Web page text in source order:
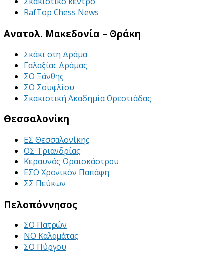
RafTop Chess News
Ανατολ. Μακεδονία – Θράκη
Σκάκι στη Δράμα
Γαλαξίας Δράμας
ΣΟ Ξάνθης
ΣΟ Σουφλίου
Σκακιστική Ακαδημία Ορεστιάδας
Θεσσαλονίκη
ΕΣ Θεσσαλονίκης
ΟΣ Τριανδρίας
Κεραυνός Ωραιοκάστρου
ΕΣΟ Χρονικόν Παπάφη
ΣΣ Πεύκων
Πελοπόννησος
ΣΟ Πατρών
ΝΟ Καλαμάτας
ΣΟ Πύργου